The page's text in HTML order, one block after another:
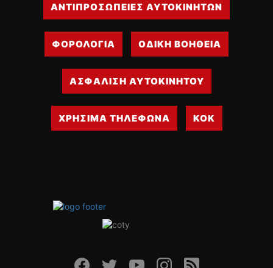
ΑΝΤΙΠΡΟΣΩΠΕΙΕΣ ΑΥΤΟΚΙΝΗΤΩΝ
ΦΟΡΟΛΟΓΙΑ ΟΔΙΚΗ ΒΟΗΘΕΙΑ
ΑΣΦΑΛΙΣΗ ΑΥΤΟΚΙΝΗΤΟΥ
ΧΡΗΣΙΜΑ ΤΗΛΕΦΩΝΑ ΚΟΚ